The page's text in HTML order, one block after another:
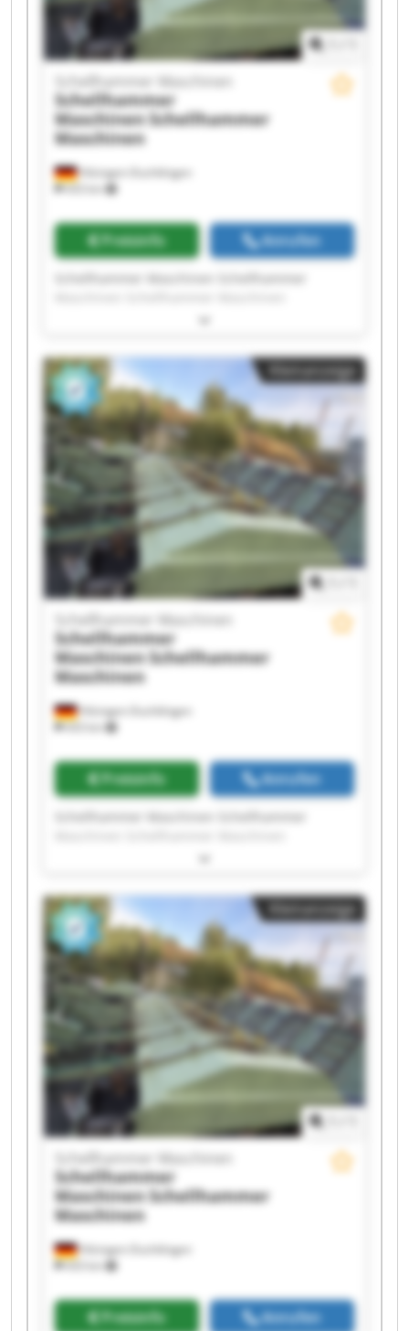
Hilzingen-Duchtlingen
433 km
Schellhammer Maschinen
Schellhammer
Maschinen Schellhammer
Maschinen
Preisinfo Anrufen
Schellhammer Maschinen Schellhammer
Schellhammer Maschinen Schellhammer
Maschinen Schellhammer Maschinen
Schellhammer Maschinen Schellhammer
Maschinen Schellhammer Maschinen
Schellhammer Maschinen Schellhammer
Maschinen Schellhammer Maschinen
Schellhammer Maschinen Schellhammer
Maschinen Schellhammer Maschinen
Schellhammer Maschinen Schellhammer
Maschinen
Kleinanzeige
Hilzingen-Duchtlingen
433 km
Schellhammer Maschinen
Schellhammer
Maschinen Schellhammer
Maschinen
Preisinfo Anrufen
Schellhammer Maschinen Schellhammer
Schellhammer Maschinen Schellhammer
Maschinen Schellhammer Maschinen
Schellhammer Maschinen Schellhammer
Maschinen Schellhammer Maschinen
Schellhammer Maschinen Schellhammer
Maschinen Schellhammer Maschinen
Schellhammer Maschinen Schellhammer
Maschinen Schellhammer Maschinen
Schellhammer Maschinen Schellhammer
Maschinen
Kleinanzeige
Hilzingen-Duchtlingen
433 km
Schellhammer Maschinen
Schellhammer
Maschinen Schellhammer
Maschinen
Preisinfo Anrufen